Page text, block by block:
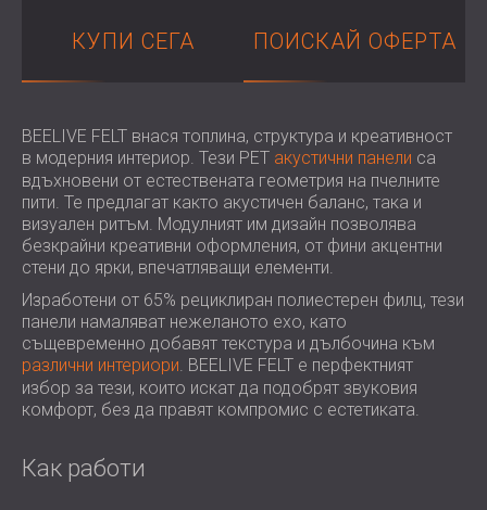
ЗВУКОИЗОЛАЦИЯ И АКУСТИКА НА
ЗАЛИ
РЕШЕНИЯ ЗА ТЪРГОВСКИ ПОМЕЩЕНИЯ
ЗВУКОИЗОЛАЦИЯ И АКУСТИКА НА
УЧЕБНИ ЗАВЕДЕНИЯ
ШУМОИЗОЛАЦИЯ И АКУСТИКА ЗА
ЗДРАВНИЯ СЕКТОР
ЗВУКОИЗОЛАЦИОННИ И АКУСТИЧНИ
РЕШЕНИЯ ЗА АУДИОЛОГИЧНИЯ
СЕКТОР
ЗВУКОИЗОЛАЦИОННИ И АКУСТИЧНИ
РЕШЕНИЯ ЗА ЦЕНТРОВЕ ЗА ДАННИ
FINLAND (FI)
РОССИЯ (RU)
SOUTH AFRICA (ZA)
КУПИ СЕГА ПОИСКАЙ ОФЕРТА
BEELIVE FELT внася топлина, структура и креативност
в модерния интериор. Тези PET акустични панели са
вдъхновени от естествената геометрия на пчелните
пити. Те предлагат както акустичен баланс, така и
визуален ритъм. Модулният им дизайн позволява
безкрайни креативни оформления, от фини акцентни
стени до ярки, впечатляващи елементи.
Изработени от 65% рециклиран полиестерен филц, тези
панели намаляват нежеланото ехо, като
същевременно добавят текстура и дълбочина към
различни интериори. BEELIVE FELT е перфектният
избор за тези, които искат да подобрят звуковия
комфорт, без да правят компромис с естетиката.
Как работи